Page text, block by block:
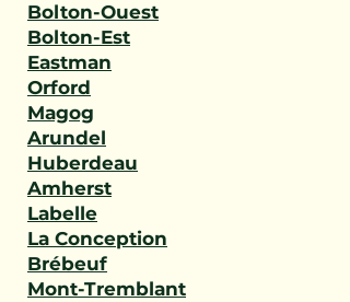
Bolton-Ouest
Bolton-Est
Eastman
Orford
Magog
Arundel
Huberdeau
Amherst
Labelle
La Conception
Brébeuf
Mont-Tremblant